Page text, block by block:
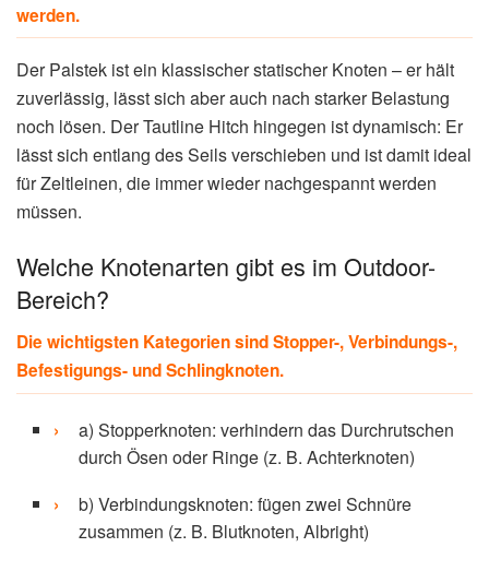
werden.
Der Palstek ist ein klassischer statischer Knoten – er hält
zuverlässig, lässt sich aber auch nach starker Belastung
noch lösen. Der Tautline Hitch hingegen ist dynamisch: Er
lässt sich entlang des Seils verschieben und ist damit ideal
für Zeltleinen, die immer wieder nachgespannt werden
müssen.
Welche Knotenarten gibt es im Outdoor-
Bereich?
Die wichtigsten Kategorien sind Stopper-, Verbindungs-,
Befestigungs- und Schlingknoten.
a) Stopperknoten: verhindern das Durchrutschen
durch Ösen oder Ringe (z. B. Achterknoten)
b) Verbindungsknoten: fügen zwei Schnüre
zusammen (z. B. Blutknoten, Albright)